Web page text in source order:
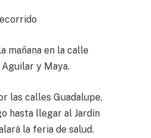
mañana en la calle
Aguilar y Maya.
las calles Guadalupe,
hasta llegar al Jardín
la feria de salud.